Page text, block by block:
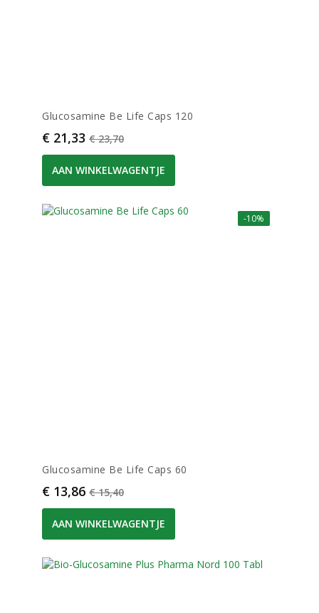
Glucosamine Be Life Caps 120
Prijs
€ 21,33 Normale prijs
€ 23,70
AAN WINKELWAGENTJE
-10%
Glucosamine Be Life Caps 60
Prijs
€ 13,86 Normale prijs
€ 15,40
AAN WINKELWAGENTJE